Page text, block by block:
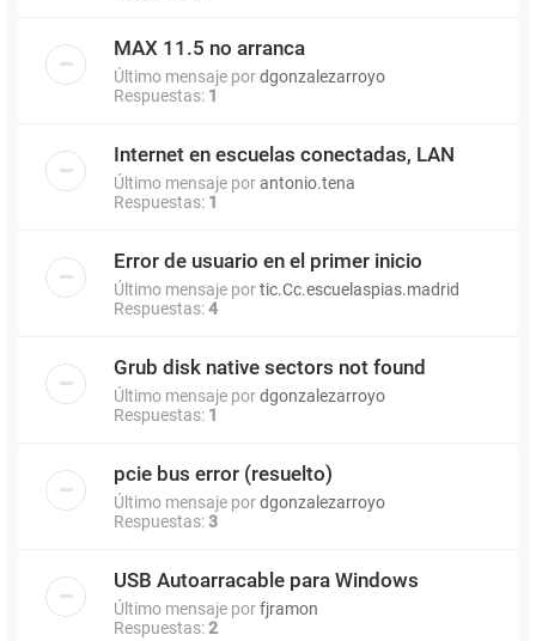
MAX 11.5 no arranca
Último mensaje pordgonzalezarroyo
Respuestas: 1
Internet en escuelas conectadas, LAN
Último mensaje porantonio.tena
Respuestas: 1
Error de usuario en el primer inicio
Último mensaje portic.Cc.escuelaspias.madrid
Respuestas:4
Grub disk native sectors not found
Último mensaje pordgonzalezarroyo
Respuestas: 1
pcie bus error (resuelto)
Último mensaje pordgonzalezarroyo
Respuestas:3
USB Autoarracable para Windows
Último mensaje porfjramon
Respuestas:2